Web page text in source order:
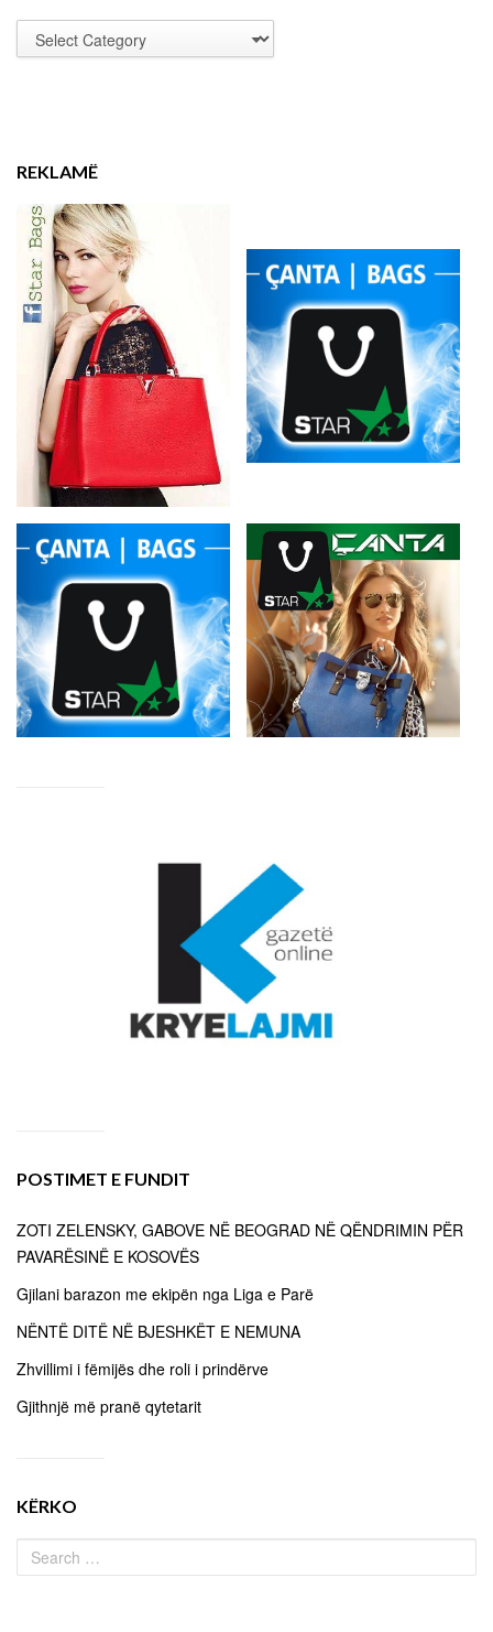
REKLAMË
POSTIMET E FUNDIT
ZOTI ZELENSKY, GABOVE NË BEOGRAD NË QËNDRIMIN PËR
PAVARËSINË E KOSOVËS
Gjilani barazon me ekipën nga Liga e Parë
NËNTË DITË NË BJESHKËT E NEMUNA
Zhvillimi i fëmijës dhe roli i prindërve
Gjithnjë më pranë qytetarit
KËRKO